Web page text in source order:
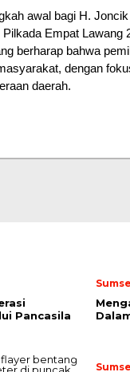
awal bagi H.
Empat Lawang
berharap bahwa
dengan
daerah.
Pancasila